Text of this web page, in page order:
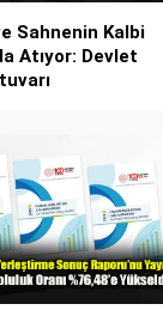
Sahnenin Kalbi
Atıyor: Devlet